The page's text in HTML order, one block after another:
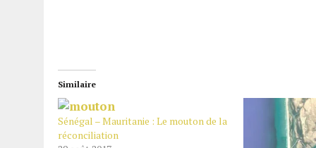
Similaire
Sénégal – Mauritanie : Le mouton de la
réconciliation